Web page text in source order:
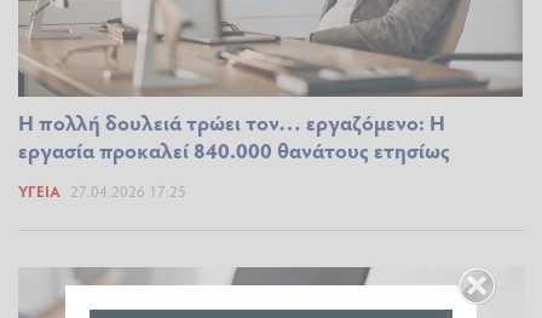
Η πολλή δουλειά τρώει τον… εργαζόμενο: Η
εργασία προκαλεί 840.000 θανάτους ετησίως
ΥΓΕΊΑ 27.04.2026 17:25